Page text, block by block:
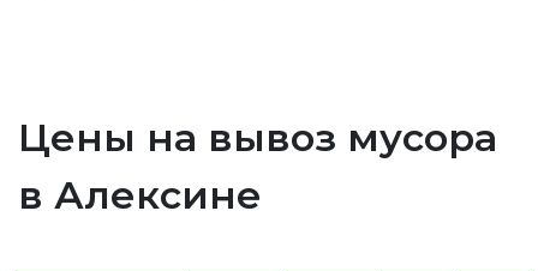
Цены на вывоз мусора
в Алексине